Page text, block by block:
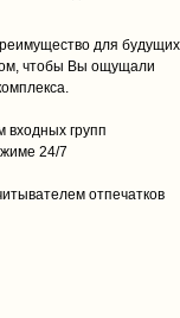
для будущих
чтобы Вы ощущали
групп
24/7
отпечатков